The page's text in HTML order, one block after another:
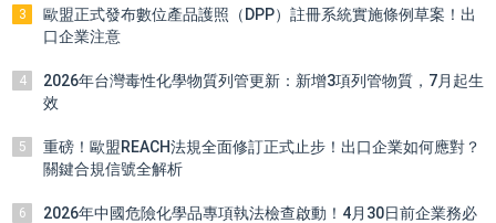
3
歐盟正式發布數位產品護照（DPP）註冊系統實施條例草案！出
口企業注意
4
2026年台灣毒性化學物質列管更新：新增3項列管物質，7月起生
效
5
重磅！歐盟REACH法規全面修訂正式止步！出口企業如何應對？
關鍵合規信號全解析
6
2026年中國危險化學品專項執法檢查啟動！4月30日前企業務必